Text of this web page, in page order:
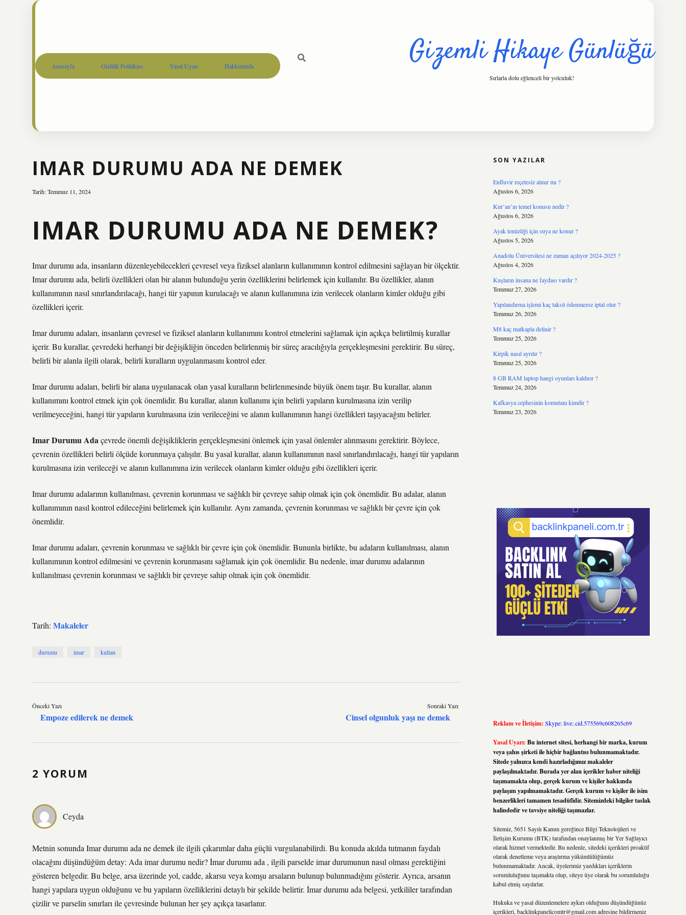
Anasayfa Gizlilik Politikası Yasal Uyarı Hakkımızda Gizemli Hikaye Günlüğü
Sırlarla dolu eğlenceli bir yolculuk!
IMAR DURUMU ADA NE DEMEK
Tarih: Temmuz 11, 2024
IMAR DURUMU ADA NE DEMEK?
Imar durumu ada, insanların düzenleyebilecekleri çevresel veya fiziksel alanların kullanımının kontrol edilmesini sağlayan bir ölçektir.
Imar durumu ada, belirli özellikleri olan bir alanın bulunduğu yerin özelliklerini belirlemek için kullanılır. Bu özellikler, alanın
kullanımının nasıl sınırlandırılacağı, hangi tür yapının kurulacağı ve alanın kullanımına izin verilecek olanların kimler olduğu gibi
özellikleri içerir.
Imar durumu adaları, insanların çevresel ve fiziksel alanların kullanımını kontrol etmelerini sağlamak için açıkça belirtilmiş kurallar
içerir. Bu kurallar, çevredeki herhangi bir değişikliğin önceden belirlenmiş bir süreç aracılığıyla gerçekleşmesini gerektirir. Bu süreç,
belirli bir alanla ilgili olarak, belirli kuralların uygulanmasını kontrol eder.
Imar durumu adaları, belirli bir alana uygulanacak olan yasal kuralların belirlenmesinde büyük önem taşır. Bu kurallar, alanın
kullanımını kontrol etmek için çok önemlidir. Bu kurallar, alanın kullanımı için belirli yapıların kurulmasına izin verilip
verilmeyeceğini, hangi tür yapıların kurulmasına izin verileceğini ve alanın kullanımının hangi özellikleri taşıyacağını belirler.
Imar Durumu Adaçevrede önemli değişikliklerin gerçekleşmesini önlemek için yasal önlemler alınmasını gerektirir. Böylece,
çevrenin özellikleri belirli ölçüde korunmaya çalışılır. Bu yasal kurallar, alanın kullanımının nasıl sınırlandırılacağı, hangi tür yapıların
kurulmasına izin verileceği ve alanın kullanımına izin verilecek olanların kimler olduğu gibi özellikleri içerir.
Imar durumu adalarının kullanılması, çevrenin korunması ve sağlıklı bir çevreye sahip olmak için çok önemlidir. Bu adalar, alanın
kullanımının nasıl kontrol edileceğini belirlemek için kullanılır. Aynı zamanda, çevrenin korunması ve sağlıklı bir çevre için çok
önemlidir.
Imar durumu adaları, çevrenin korunması ve sağlıklı bir çevre için çok önemlidir. Bununla birlikte, bu adaların kullanılması, alanın
kullanımının kontrol edilmesini ve çevrenin korunmasını sağlamak için çok önemlidir. Bu nedenle, imar durumu adalarının
kullanılması çevrenin korunması ve sağlıklı bir çevreye sahip olmak için çok önemlidir.
Tarih: Makaleler
durumu imar kullan
Önceki Yazı
Empoze edilerek ne demek
Sonraki Yazı
Cinsel olgunluk yaşı ne demek
2 YORUM
Ceyda
Metnin sonunda Imar durumu ada ne demek ile ilgili çıkarımlar daha güçlü vurgulanabilirdi. Bu konuda akılda tutmanın faydalı
olacağını düşündüğüm detay: Ada imar durumu nedir? İmar durumu ada , ilgili parselde imar durumunun nasıl olması gerektiğini
gösteren belgedir. Bu belge, arsa üzerinde yol, cadde, akarsu veya komşu arsaların bulunup bulunmadığını gösterir. Ayrıca, arsanın
hangi yapılara uygun olduğunu ve bu yapıların özelliklerini detaylı bir şekilde belirtir. İmar durumu ada belgesi, yetkililer tarafından
çizilir ve parselin sınırları ile çevresinde bulunan her şey açıkça tasarlanır.
SON YAZILAR
Enfluvir reçetesiz alınır mı ?
Ağustos 6, 2026
Kur’an’ın temel konusu nedir ?
Ağustos 6, 2026
Ayak temizliği için suya ne konur ?
Ağustos 5, 2026
Anadolu Üniversitesi ne zaman açılıyor 2024-2025 ?
Ağustos 4, 2026
Kuşların insana ne faydası vardır ?
Temmuz 27, 2026
Yapılandırma işlemi kaç taksit ödenmezse iptal olur ?
Temmuz 26, 2026
M8 kaç matkapla delinir ?
Temmuz 25, 2026
Kirpik nasıl ayrılır ?
Temmuz 25, 2026
8 GB RAM laptop hangi oyunları kaldırır ?
Temmuz 24, 2026
Kafkasya cephesinin komutanı kimdir ?
Temmuz 23, 2026
Reklam ve İletişim: Skype: live:.cid.575569c608265c69
Yasal Uyarı: Bu internet sitesi, herhangi bir marka, kurum
veya şahıs şirketi ile hiçbir bağlantısı bulunmamaktadır.
Sitede yalnızca kendi hazırladığımız makaleler
paylaşılmaktadır. Burada yer alan içerikler haber niteliği
taşımamakta olup, gerçek kurum ve kişiler hakkında
paylaşım yapılmamaktadır. Gerçek kurum ve kişiler ile isim
benzerlikleri tamamen tesadüfidir. Sitemizdeki bilgiler taslak
halindedir ve tavsiye niteliği taşımazlar.
Sitemiz, 5651 Sayılı Kanun gereğince Bilgi Teknolojileri ve
İletişim Kurumu (BTK) tarafından onaylanmış bir Yer Sağlayıcı
olarak hizmet vermektedir. Bu nedenle, sitedeki içerikleri proaktif
olarak denetleme veya araştırma yükümlülüğümüz
bulunmamaktadır. Ancak, üyelerimiz yazdıkları içeriklerin
sorumluluğunu taşımakta olup, siteye üye olarak bu sorumluluğu
kabul etmiş sayılırlar.
Hukuka ve yasal düzenlemelere aykırı olduğunu düşündüğünüz
içerikleri, backlinkpanelicomtr@gmail.comadresine bildirmeniz